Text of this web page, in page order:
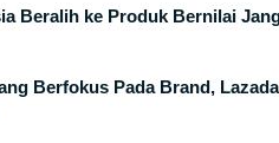
Beralih ke Produk Bernilai
Berfokus Pada Brand,